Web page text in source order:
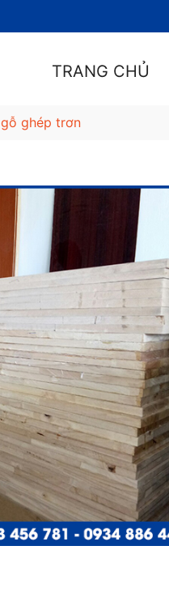
TRANG CHỦ
gỗ ghép trơn